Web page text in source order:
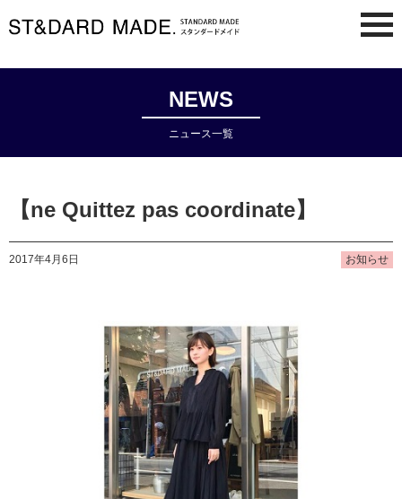
NEWS
ニュース一覧
【ne Quittez pas coordinate】
2017年4月6日 お知らせ